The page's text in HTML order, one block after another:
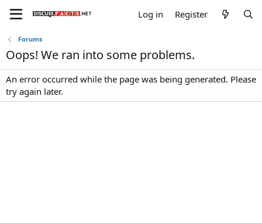
Log in Register
Forums
Oops! We ran into some problems.
An error occurred while the page was being generated. Please
try again later.